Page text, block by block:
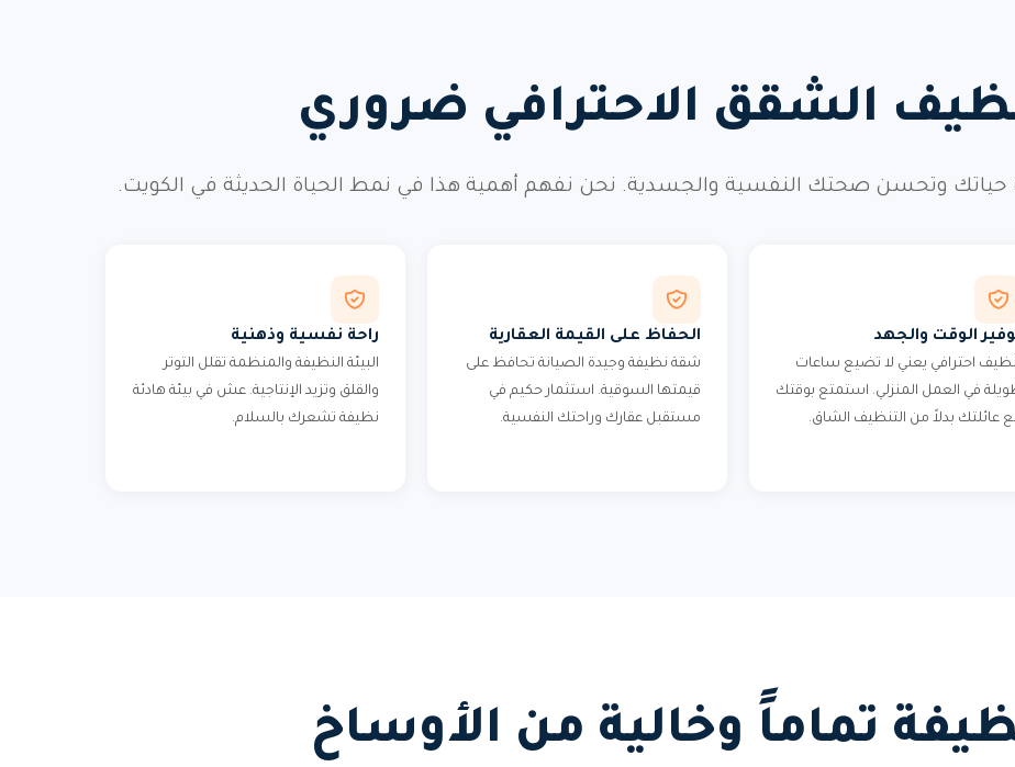
الشقق الاحترافي ضروري
وتحسن صحتك النفسية والجسدية. نحن نفهم أهمية هذا في نمط الحياة الحديثة في الكويت.
الوقت والجهد
احترافي يعني لا تضيع ساعات
في العمل المنزلي. استمتع بوقتك
عائلتك بدلاً من التنظيف الشاق.
الحفاظ على القيمة العقارية
شقة نظيفة وجيدة الصيانة تحافظ على
قيمتها السوقية. استثمار حكيم في
مستقبل عقارك وراحتك النفسية.
راحة نفسية وذهنية
البيئة النظيفة والمنظمة تقلل التوتر
والقلق وتزيد الإنتاجية. عش في بيئة هادئة
نظيفة تشعرك بالسلام.
تماماً وخالية من الأوساخ